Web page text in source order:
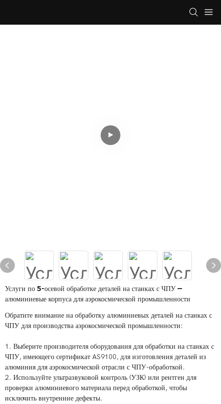
Услуги по 5-осевой обработке деталей на станках с ЧПУ —
алюминиевые корпуса для аэрокосмической промышленности
Обратите внимание на обработку алюминиевых деталей на станках с
ЧПУ для производства аэрокосмической промышленности:
1. Выберите производителя оборудования для обработки на станках с
ЧПУ, имеющего сертификат AS9100, для изготовления деталей из
алюминия для аэрокосмической отрасли с ЧПУ-обработкой.
2. Используйте ультразвуковой контроль (УЗК) или рентген для
проверки алюминиевого материала перед обработкой, чтобы
исключить внутренние дефекты.